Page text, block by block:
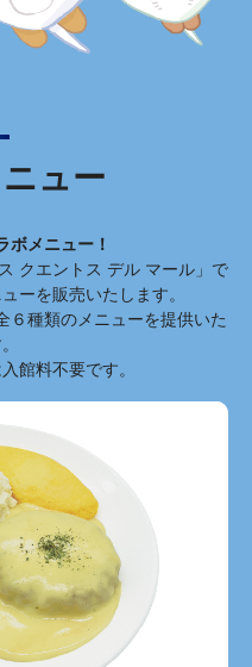
ュー
ボメニュー！
クエントス デル マール」で
ーを販売いたします。
６種類のメニューを提供いた
館料不要です。